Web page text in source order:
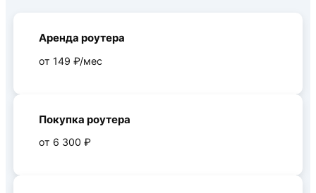
Аренда роутера
от 149 ₽/мес
Покупка роутера
от 6 300 ₽